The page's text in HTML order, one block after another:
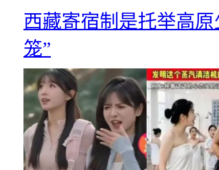
西藏寄宿制是托举高
笼”